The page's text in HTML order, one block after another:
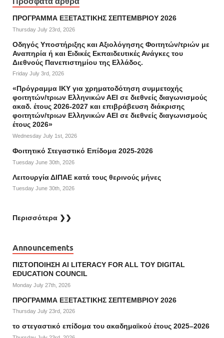
ΠΡΟΓΡΑΜΜΑ ΕΞΕΤΑΣΤΙΚΗΣ ΣΕΠΤΕΜΒΡΙΟΥ 2026
Thursday July 23rd, 2026
Οδηγός Υποστήριξης και Αξιολόγησης Φοιτητών/τριών με
Αναπηρία ή και Ειδικές Εκπαιδευτικές Ανάγκες του
Διεθνούς Πανεπιστημίου της Ελλάδος.
Friday July 3rd, 2026
«Πρόγραμμα ΙΚΥ για χρηματοδότηση συμμετοχής
φοιτητών/τριων Ελληνικών ΑΕΙ σε διεθνείς διαγωνισμούς
ακαδ. έτους 2026-2027 και επιβράβευση διάκρισης
φοιτητών/τριων Ελληνικών ΑΕΙ σε διεθνείς διαγωνισμούς
έτους 2026»
Wednesday July 1st, 2026
Φοιτητικό Στεγαστικό Επίδομα 2025-2026
Tuesday June 30th, 2026
Λειτουργία ΔΙΠΑΕ κατά τους θερινούς μήνες
Tuesday June 30th, 2026
Περισσότερα ❯❯
Announcements
ΠΙΣΤΟΠΟΙΗΣΗ AI LITERACY FOR ALL ΤΟΥ DIGITAL
EDUCATION COUNCIL
Monday July 27th, 2026
ΠΡΟΓΡΑΜΜΑ ΕΞΕΤΑΣΤΙΚΗΣ ΣΕΠΤΕΜΒΡΙΟΥ 2026
Thursday July 23rd, 2026
το στεγαστικό επίδομα του ακαδημαϊκού έτους 2025–2026